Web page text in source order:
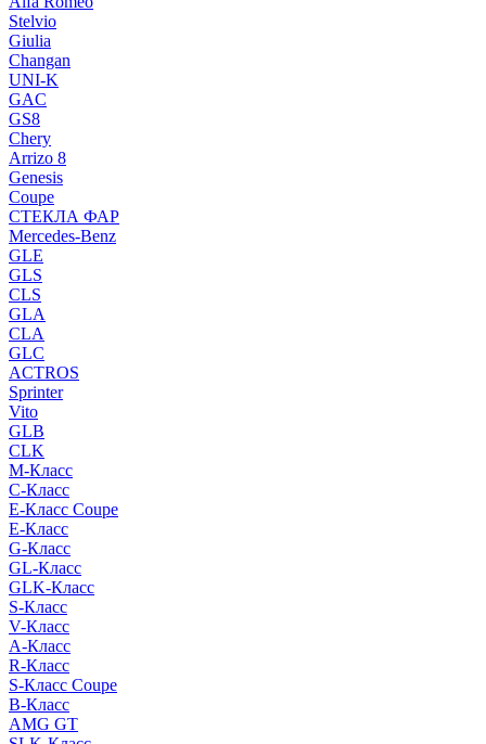
Stelvio
Giulia
Changan
UNI-K
GAC
GS8
Chery
Arrizo 8
Genesis
Coupe
СТЕКЛА ФАР
Mercedes-Benz
GLE
GLS
CLS
GLA
CLA
GLC
ACTROS
Sprinter
Vito
GLB
CLK
M-Класс
C-Класс
E-Класс Coupe
E-Класс
G-Класс
GL-Класс
GLK-Класс
S-Класс
V-Класс
A-Класс
R-Класс
S-Класс Сoupe
B-Класс
AMG GT